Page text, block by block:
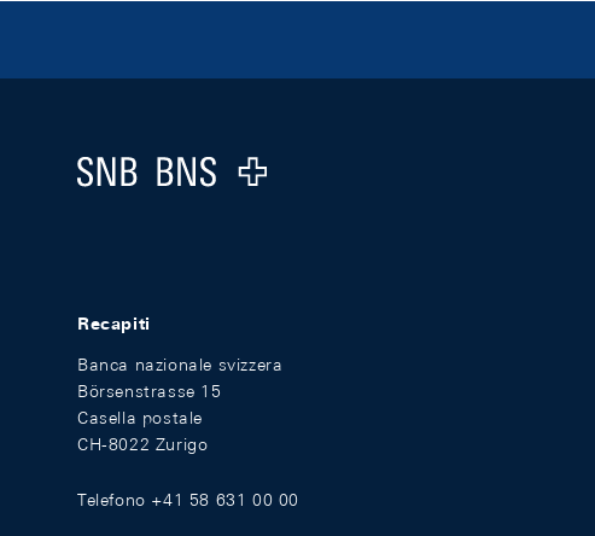
Logo
Recapiti
Banca nazionale svizzera
Börsenstrasse 15
Casella postale
CH-8022 Zurigo
Telefono +41 58 631 00 00